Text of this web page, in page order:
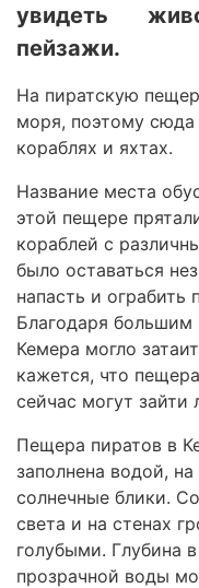
увидеть
пейзажи.
На пиратскую
моря, поэтому сюда
кораблях и яхтах.
Название места
этой пещере
кораблей с
было оставаться
напасть и
Благодаря
Кемера могло
кажется, что
сейчас могут зайти
Пещера пиратов в
заполнена водой,
солнечные блики.
света и на стенах
голубыми. Глубина
прозрачной воды